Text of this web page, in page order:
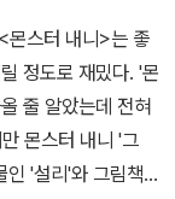
가 바로 아이들의
생각해보게 되는
들은 결코 “얼굴 없
, 돌봐주는 친구들
유가 하나도 없
드의 유명한 숲
반은 사람인 동물로
. 어떤 상황에서도
의 정체는 곧 비
, 막내 미미에 이르
고 있다. 그리고
내니의 정체를 밝
고 그 과정에서 아
스레 엄마가 여행을
몬스터 내니>는 좋
정도로 재밌다. '몬
줄 알았는데 전혀
몬스터 내니 '그
인 '설리'와 그림책